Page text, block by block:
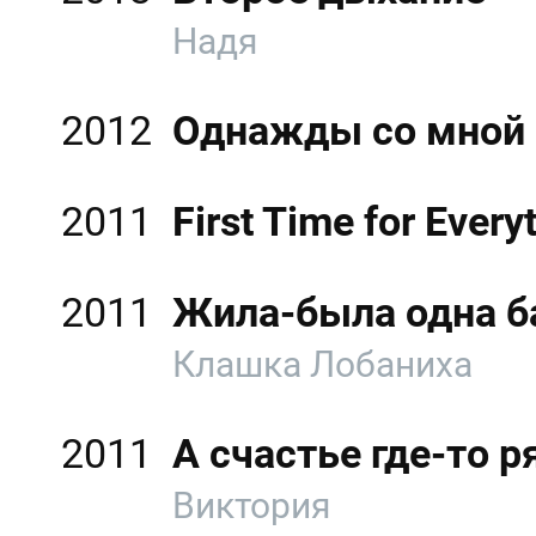
Надя
2012 Однажды со мной
2011
First Time for
2011 Жила-была одна
Клашка Лобаниха
2011 А счастье где-то
Виктория